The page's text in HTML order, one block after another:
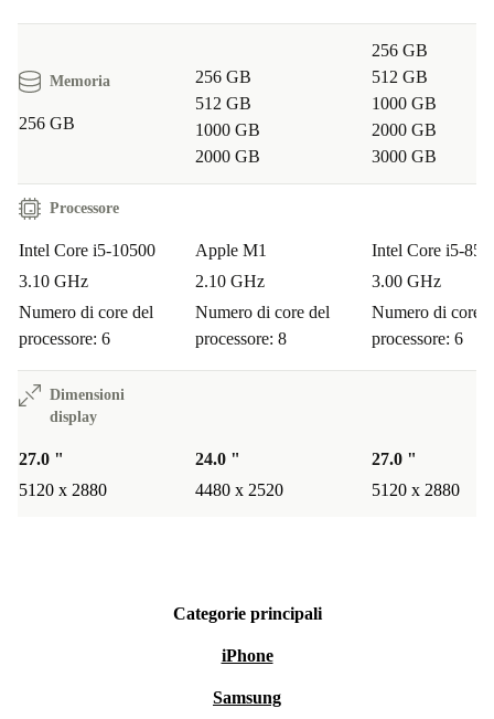
Memoria
256 GB
256 GB
512 GB
1000 GB
2000 GB
256 GB
512 GB
1000 GB
2000 GB
3000 GB
Processore
Intel Core i5-10500
3.10 GHz
Numero di core del
processore: 6
Apple M1
2.10 GHz
Numero di core del
processore: 8
Intel Core i5-
3.00 GHz
Numero di core
processore: 6
Dimensioni
display
27.0 "
5120 x 2880
24.0 "
4480 x 2520
27.0 "
5120 x 2880
Categorie principali
iPhone
Samsung